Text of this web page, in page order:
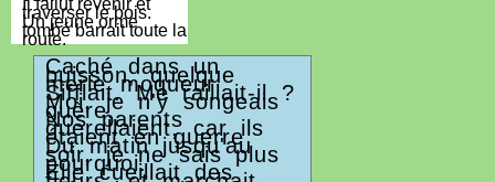
Il fallut revenir et
traverser le bois.
Un jeune orme
tombé barrait toute la
route.